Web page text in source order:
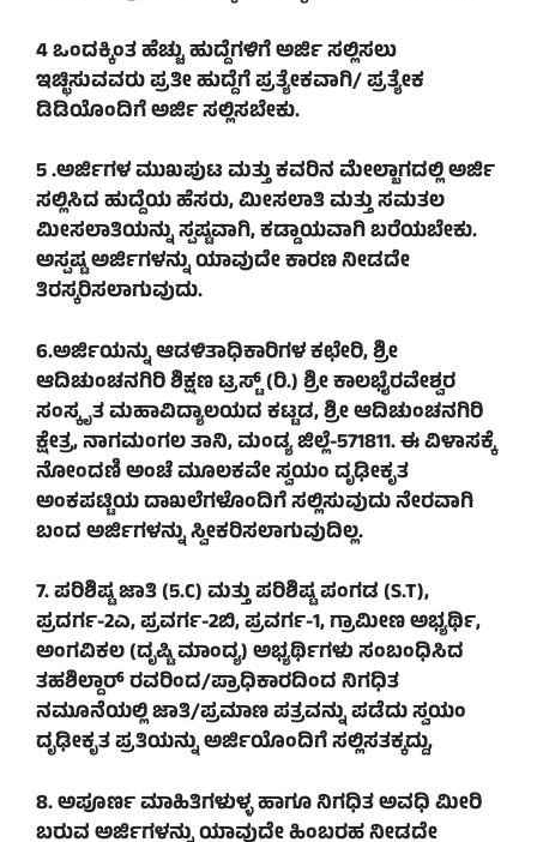
4 ಒಂದಕ್ಕಿಂತ ಹೆಚ್ಚು ಹುದ್ದೆಗಳಿಗೆ ಅರ್ಜಿ ಸಲ್ಲಿಸಲು
ಇಚ್ಛಿಸುವವರು ಪ್ರತೀ ಹುದ್ದೆಗೆ ಪ್ರತ್ಯೇಕವಾಗಿ/ ಪ್ರತ್ಯೇಕ
ಡಿಡಿಯೊಂದಿಗೆ ಅರ್ಜಿ ಸಲ್ಲಿಸಬೇಕು.
5 .ಅರ್ಜಿಗಳ ಮುಖಪುಟ ಮತ್ತು ಕವರಿನ ಮೇಲ್ಬಾಗದಲ್ಲಿ ಅರ್ಜಿ
ಸಲ್ಲಿಸಿದ ಹುದ್ದೆಯ ಹೆಸರು, ಮೀಸಲಾತಿ ಮತ್ತು ಸಮತಲ
ಮೀಸಲಾತಿಯನ್ನು ಸ್ಪಷ್ಟವಾಗಿ, ಕಡ್ಡಾಯವಾಗಿ ಬರೆಯಬೇಕು.
ಅಸ್ಪಷ್ಟ ಅರ್ಜಿಗಳನ್ನು ಯಾವುದೇ ಕಾರಣ ನೀಡದೇ
ತಿರಸ್ಕರಿಸಲಾಗುವುದು.
6.ಅರ್ಜಿಯನ್ನು ಆಡಳಿತಾಧಿಕಾರಿಗಳ ಕಛೇರಿ, ಶ್ರೀ
ಆದಿಚುಂಚನಗಿರಿ ಶಿಕ್ಷಣ ಟ್ರಸ್ಟ್ (ರಿ.) ಶ್ರೀ ಕಾಲಭೈರವೇಶ್ವರ
ಸಂಸ್ಕೃತ ಮಹಾವಿದ್ಯಾಲಯದ ಕಟ್ಟಡ, ಶ್ರೀ ಆದಿಚುಂಚನಗಿರಿ
ಕ್ಷೇತ್ರ, ನಾಗಮಂಗಲ ತಾನಿ, ಮಂಡ್ಯ ಜಿಲ್ಲೆ-571811. ಈ ವಿಳಾಸಕ್ಕೆ
ನೋಂದಣಿ ಅಂಚೆ ಮೂಲಕವೇ ಸ್ವಯಂ ದೃಢೀಕೃತ
ಅಂಕಪಟ್ಟಿಯ ದಾಖಲೆಗಳೊಂದಿಗೆ ಸಲ್ಲಿಸುವುದು ನೇರವಾಗಿ
ಬಂದ ಅರ್ಜಿಗಳನ್ನು ಸ್ವೀಕರಿಸಲಾಗುವುದಿಲ್ಲ.
7. ಪರಿಶಿಷ್ಟ ಜಾತಿ (5.C) ಮತ್ತು ಪರಿಶಿಷ್ಟ ಪಂಗಡ (S.T),
ಪ್ರದರ್ಗ-2ಎ, ಪ್ರವರ್ಗ-2ಬಿ, ಪ್ರವರ್ಗ-1, ಗ್ರಾಮೀಣ ಅಭ್ಯರ್ಥಿ,
ಅಂಗವಿಕಲ (ದೃಷ್ಟಿ ಮಾಂದ್ಯ) ಅಭ್ಯರ್ಥಿಗಳು ಸಂಬಂಧಿಸಿದ
ತಹಶಿಲ್ದಾರ್ ರವರಿಂದ/ಪ್ರಾಧಿಕಾರದಿಂದ ನಿಗಧಿತ
ನಮೂನೆಯಲ್ಲಿ ಜಾತಿ/ಪ್ರಮಾಣ ಪತ್ರವನ್ನು ಪಡೆದು ಸ್ವಯಂ
ದೃಢೀಕೃತ ಪ್ರತಿಯನ್ನು ಅರ್ಜಿಯೊಂದಿಗೆ ಸಲ್ಲಿಸತಕ್ಕದ್ದು,
8. ಅಪೂರ್ಣ ಮಾಹಿತಿಗಳುಳ್ಳ ಹಾಗೂ ನಿಗಧಿತ ಅವಧಿ ಮೀರಿ
ಬರುವ ಅರ್ಜಿಗಳನ್ನು ಯಾವುದೇ ಹಿಂಬರಹ ನೀಡದೇ